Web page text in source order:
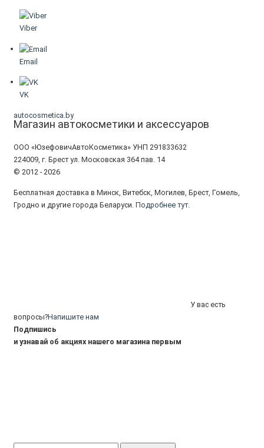
Viber
Email
VK
autocosmetica.by
Магазин автокосметики и аксессуаров
ООО «ЮзефовичАвтоКосметика» УНП 291833632
224009, г. Брест ул. Московская 364 пав. 14
© 2012 - 2026
Бесплатная доставка в Минск, Витебск, Могилев, Брест, Гомель,
Гродно и другие города Беларуси. Подробнее тут.
У вас есть
вопросы?Напишите нам
Подпишись
и узнавай об акциях нашего магазина первым